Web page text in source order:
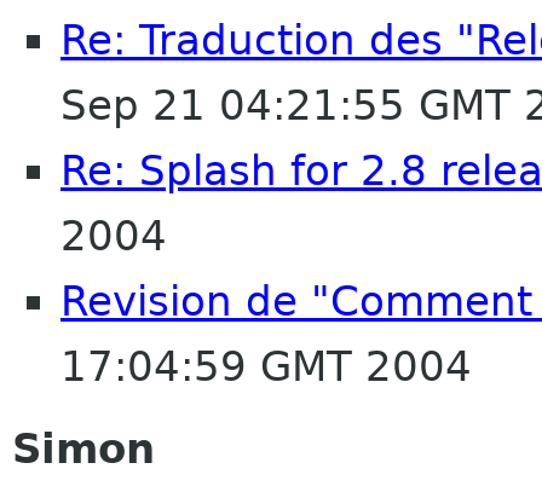
Re: Traduction des
Sep 21 04:21:55 GMT
Re: Splash for 2.8
2004
Revision de
17:04:59 GMT 2004
Simon